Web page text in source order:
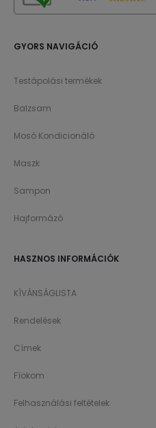
GYORS NAVIGÁCIÓ
Testápolási termékek
Balzsam
Mosó Kondicionáló
Maszk
Sampon
Hajformázó
HASZNOS INFORMÁCIÓK
KÍVÁNSÁGLISTA
Rendelések
Címek
Fíokom
Felhasználási feltételek